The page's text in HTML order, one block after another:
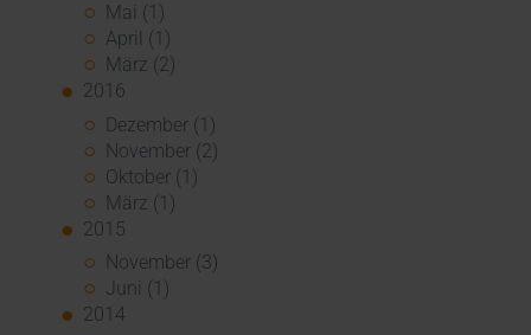
Mai (1)
April (1)
März (2)
2016
Dezember (1)
November (2)
Oktober (1)
März (1)
2015
November (3)
Juni (1)
2014